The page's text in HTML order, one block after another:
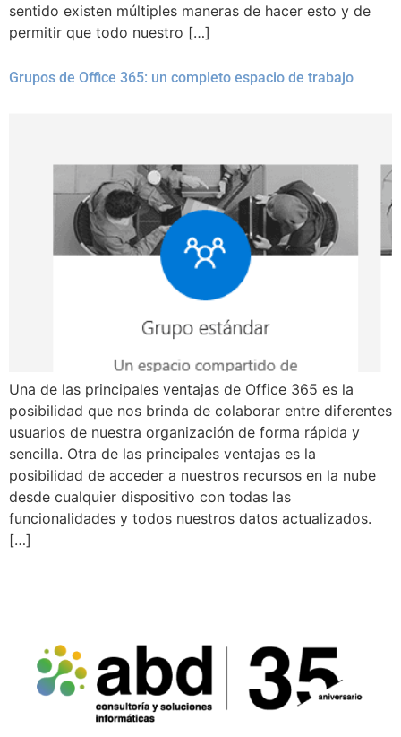
sentido existen múltiples maneras de hacer esto y de
permitir que todo nuestro […]
Grupos de Office 365: un completo espacio de trabajo
Una de las principales ventajas de Office 365 es la
posibilidad que nos brinda de colaborar entre diferentes
usuarios de nuestra organización de forma rápida y
sencilla. Otra de las principales ventajas es la
posibilidad de acceder a nuestros recursos en la nube
desde cualquier dispositivo con todas las
funcionalidades y todos nuestros datos actualizados.
[…]